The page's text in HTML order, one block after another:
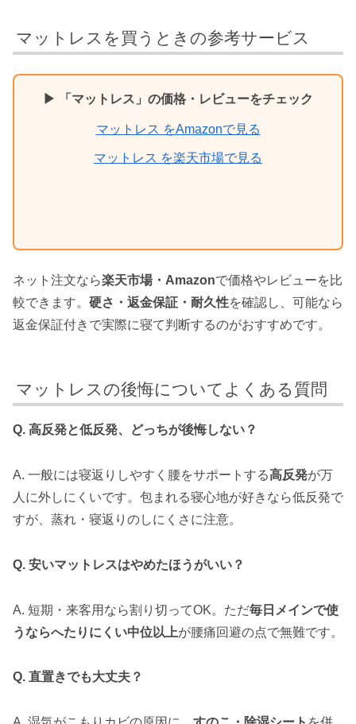
マットレスを買うときの参考サービス
▶ 「マットレス」の価格・レビューをチェック
マットレス をAmazonで見る
マットレス を楽天市場で見る
ネット注文なら楽天市場・Amazonで価格やレビューを比
較できます。 硬さ・返金保証・耐久性を確認し、可能なら
返金保証付きで実際に寝て判断するのがおすすめです。
マットレスの後悔についてよくある質問
Q. 高反発と低反発、どっちが後悔しない？
A. 一般には寝返りしやすく腰をサポートする高反発が万
人に外しにくいです。包まれる寝心地が好きなら低反発で
すが、蒸れ・寝返りのしにくさに注意。
Q. 安いマットレスはやめたほうがいい？
A. 短期・来客用なら割り切ってOK。ただ毎日メインで使
うならへたりにくい中位以上が腰痛回避の点で無難です。
Q. 直置きでも大丈夫？